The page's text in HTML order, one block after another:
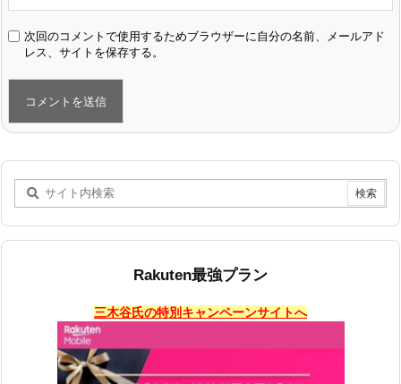
次回のコメントで使用するためブラウザーに自分の名前、メールアド
レス、サイトを保存する。
Rakuten最強プラン
三木谷氏の特別キャンペーンサイトへ